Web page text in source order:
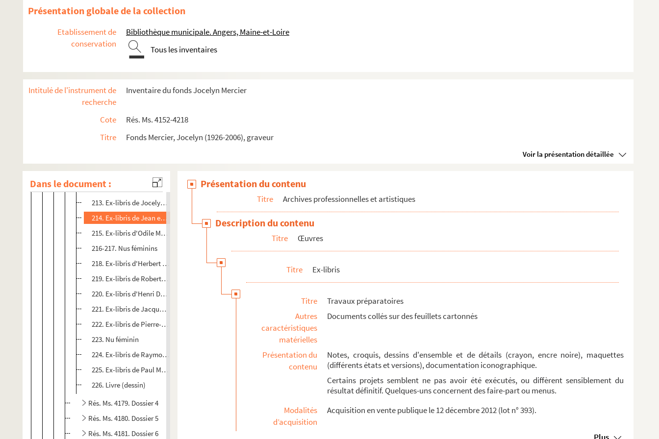
Présentation globale de la collection
Etablissement de
conservation
Bibliothèque municipale. Angers, Maine-et-Loire
Tous les inventaires
Intitulé de l'instrument de
recherche
Inventaire du fonds Jocelyn Mercier
Cote
Rés. Ms. 4152-4218
Titre
Fonds Mercier, Jocelyn (1926-2006), graveur
Voir la présentation détaillée
Dans le document :
196-197. Ex-libris de Juan Catasús
200-201. Ex-libris de Jocelyn Mercier
202. Ex-libris (?) de F. Millemann
204. Ex-libris de Pierre Edmond Lévy
205. Ex-libris de Jocelyn Mercier
208. Ex-libris d'Odile Mercier
211. Ex-libris de Pierre Edmond Lévy
212. Ex-libris d'Odile Mercier
213. Ex-libris de Jocelyn Mercier
214. Ex-libris de Jean et Suzanne Lavieille
215. Ex-libris d'Odile Mercier
216-217. Nus féminins
218. Ex-libris d'Herbert Ott
219. Ex-libris de Robert Pinon
220. Ex-libris d'Henri Ducroux
221. Ex-libris de Jacqueline Ducroux
222. Ex-libris de Pierre-Edmond Lévy
223. Nu féminin
224. Ex-libris de Raymond Verstraeten
225. Ex-libris de Paul M. Pfister
226. Livre (dessin)
Rés. Ms. 4179. Dossier 4
Rés. Ms. 4180. Dossier 5
Rés. Ms. 4181. Dossier 6
Présentation du contenu
Titre Archives professionnelles et artistiques
Description du contenu
Titre Œuvres
Titre Ex-libris
Titre
Travaux préparatoires
Autres
caractéristiques
matérielles
Documents collés sur des feuillets cartonnés
Présentation du
contenu
Notes, croquis, dessins d'ensemble et de détails (crayon, encre noire), maquettes
(différents états et versions), documentation iconographique.
Certains projets semblent ne pas avoir été exécutés, ou diffèrent sensiblement du
résultat définitif. Quelques-uns concernent des faire-part ou menus.
Modalités
d’acquisition
Acquisition en vente publique le 12 décembre 2012 (lot n° 393).